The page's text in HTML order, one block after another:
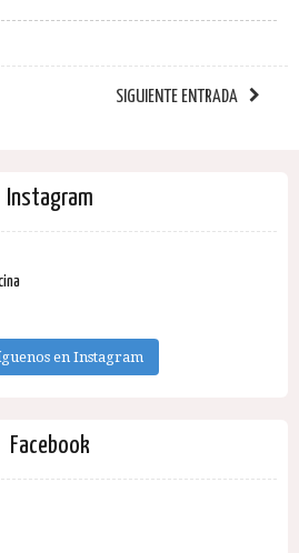
SIGUIENTE ENTRADA
Instagram
en Instagram
Facebook